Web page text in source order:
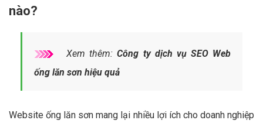
nào?
Xem thêm:Công ty dịch vụ SEO Web
ống lăn sơn hiệu quả
Website ống lăn sơn mang lại nhiều lợi ích cho doanh nghiệp